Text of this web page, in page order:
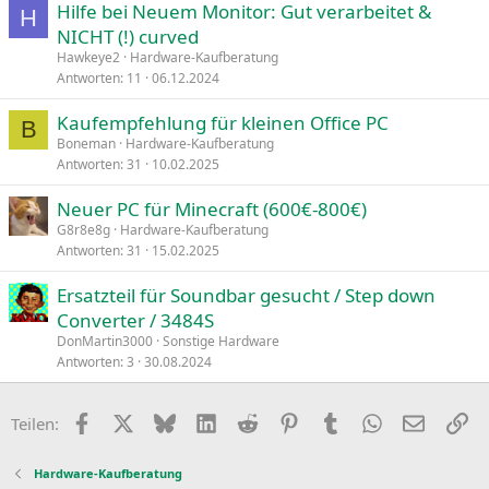
H
Hilfe bei Neuem Monitor: Gut verarbeitet &
NICHT (!) curved
Hawkeye2 Hardware-Kaufberatung
Antworten 11 06.12.2024
B Kaufempfehlung für kleinen Office PC
Boneman Hardware-Kaufberatung
Antworten 31 10.02.2025
Neuer PC für Minecraft (600€-800€)
G8r8e8g Hardware-Kaufberatung
Antworten 31 15.02.2025
Ersatzteil für Soundbar gesucht / Step down
Converter / 3484S
DonMartin3000 Sonstige Hardware
Antworten 3 30.08.2024
Teilen: Facebook BlueskyLinkedIn
Reddit PinterestTumblr WhatsApp
E-Mail
Hardware-Kaufberatung